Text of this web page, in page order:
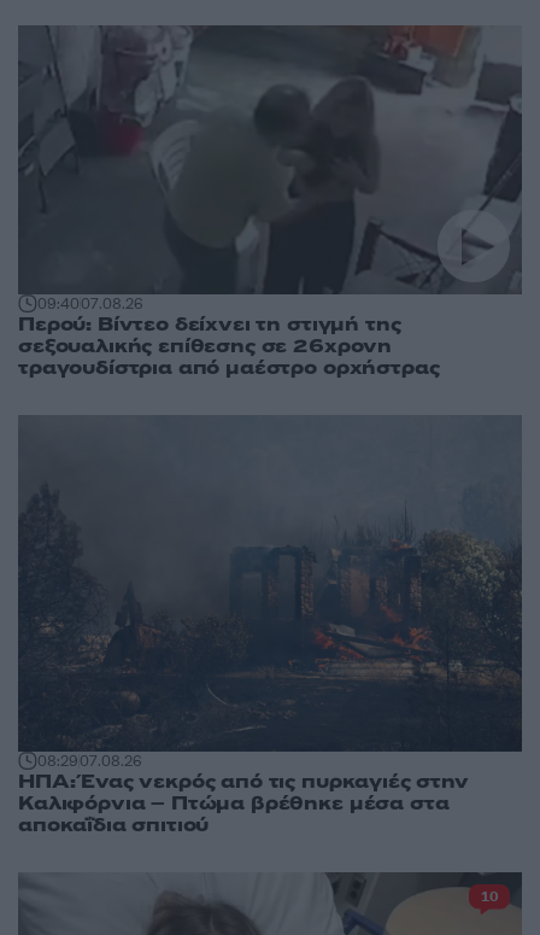
09:4007.08.26
Περού: Βίντεο δείχνει τη στιγμή της
σεξουαλικής επίθεσης σε 26χρονη
τραγουδίστρια από μαέστρο ορχήστρας
08:2907.08.26
ΗΠΑ: Ένας νεκρός από τις πυρκαγιές στην
Καλιφόρνια – Πτώμα βρέθηκε μέσα στα
αποκαΐδια σπιτιού
10